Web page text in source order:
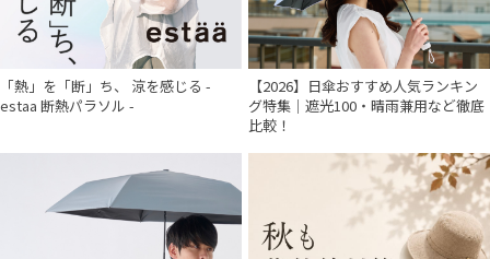
件
「熱」を「断」ち、 涼を感じる -
estaa 断熱パラソル -
【2026】日傘おすすめ人気ランキン
グ特集｜遮光100・晴雨兼用など徹底
比較！